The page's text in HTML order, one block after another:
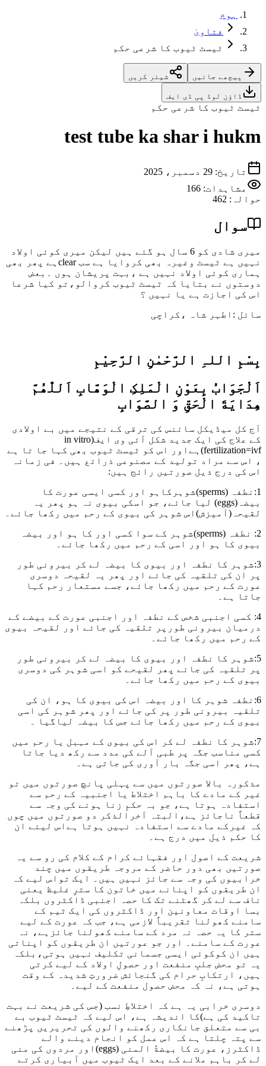
ہوم
فتاویٰ
ٹیسٹ ٹیوب کا شرعی حکم
پیچھے جائیں شیئر کریں
ڈاؤن لوڈ پی ڈی ایف
ٹیسٹ ٹیوب کا شرعی حکم
test tube ka shar i hukm
تاریخ: 29 دسمبر، 2025
مشاہدات: 166
حوالہ :
462
سوال
میری شادی کو 6 سال ہو گئے ہیں لیکن میری کوئی اولاد
نہیں ہے ٹیسٹ وغیرہ بھی کروایا ہے سب clearہے پھر بھی
ہماری کوئی اولاد نہیں ہے ،بہت پریشان ہوں ۔بعض
دوستوں نے بتایا کہ ٹیسٹ ٹیوب کروالو،تو کیا شرعا
اس کی اجازت ہے یا نہیں ؟
سائل :اطہر شاہ ،کراچی
بِسْمِ اللہِ الرَّحْمٰنِ الرَّحِيْمِ
اَلْجَوَابُ بِعَوْنِ الْمَلِکِ الْوَھَّابِ اَللّٰھُمَّ
ھِدَايَةَ الْحَقِّ وَ الصَّوَابِ
آج کل میڈیکل سائنس کی ترقی کے نتیجے میں بے اولادی
کے علاج کی ایک جدید شکل آئی وی ایف(in vitro
fertilization=ivf)ہےاور اس کو ٹیسٹ ٹیوب بھی کہا جا تا ہے
، اس سے مراد تولید کے مصنوعی ذرائع ہیں۔ فی زمانہ
اس کی درج ذیل صورتیں رائج ہیں:
1:نطفہ (sperms)شوہرکاہو اور کسی ایسی عورت کا
بیضہ(eggs) لیا جائے، جو اسکی بیوی نہ ہو پھر یہ
لقیحہ(آمیزش)اس شوہر کی بیوی کے رحم میں رکھا جائے۔
2: نطفہ (sperms)شوہر کے سوا کسی اور کا ہو اور بیضہ
بیوی کا ہو اور اسی کے رحم میں رکھا جائے۔
3:شوہر کا نطفہ اور بیوی کا بیضہ لے کر بیرونی طور
پر ان کی تلقیہ کی جائے اور پھر یہ لقیحہ دوسری
عورت کے رحم میں رکھا جائے، جسے مستعار رحم کہا
جاتا ہے۔
4: کسی اجنبی شخص کے نطفہ اور اجنبی عورت کے بیضے کے
درمیان بیرونی طورپر تلقیہ کی جائے اور لقیحہ بیوی
کے رحم میں رکھا جائے۔
5:شوہر کا نطفہ اور بیوی کا بیضہ لے کر بیرونی طور
پر تلقیہ کی جائے پھر لقیحے کو اسی شوہر کی دوسری
بیوی کے رحم میں رکھا جائے۔
6:نطفہ شوہر کا اور بیضہ اس کی بیوی کا ہو، ان کی
تلقیہ بیرونی طور پر کی جائے اور پھر شوہر کی اسی
بیوی کے رحم میں رکھا جائے جس کا بیضہ لیاگیا ۔
7:شوہر کا نطفہ لے کر اس کی بیوی کے مہبل یا رحم میں
کسی مناسب جگہ پر طبی آلے کی مدد سے رکھ دیا جاتا
ہے، پھر اسی جگہ بار آوری کی جاتی ہے۔
مذکورہ بالا صورتوں میں سے پہلی پانچ صورتوں میں تو
غیر کے مادے کا باہم اختلاط یا اجنبیہ کے رحم سے
استفادہ ہوتا ہے، جو بہ حکمِ زنا ہونے کی وجہ سے
قطعاً ناجائز ہے،البتہ آخرالذکر دو صورتوں میں چوں
کہ غیرکے مادے سے استفادہ نہیں ہوتا ہےاس لیئے ان
کا حکم ذیل میں درج ہے۔
شریعت کے اصول اور فقہائے کرام کے کلام کی رو سے یہ
صورتیں بھی دور حاضر کے مروجہ طریقوں میں چند
خرابیوں کی وجہ سے جائز نہیں ہیں۔ ایک تواس لیے کہ
ان طریقوں کو اپنانے میں خاتون کا سترِ غلیظ یعنی
ناف سے لے کر گھٹنے تک کا حصہ اجنبی ڈاکٹروں بلکہ
بسا اوقات معاونین اور ڈاکٹروں کی ایک ٹیم کے
سامنے کھولنا تقریباً لازمی ہے، جب کہ عورت کے لیے
ستر کا یہ حصہ نہ مرد کے سامنے کھولنا جائزہے، نہ
عورت کے سامنے۔ اور جو عورتیں ان طریقوں کو اپناتی
ہیں ان کوکوئی ایسی جسمانی تکلیف نہیں ہوتی،بلکہ
یہ تو محض جلبِ منفعت اور حصولِ اولاد کے لیے کرتی
ہیں، ارتکابِ حرام کی گنجائش ضرورتِ شدیدہ کے وقت
ہوتی ہے، نہ کہ محض حصول منفعت کے لیے۔
دوسری خرابی یہ ہے کہ اختلاطِ نسب (جس کی شریعت نے بہت
تاکید کی ہے)کا اندیشہ ہے، اس لیے کہ ٹیسٹ ٹیوب بے
بی سے متعلق جانکاری رکھنے والوں کی تحریریں پڑھنے
سے پتہ چلتا ہے کہ اس عمل کو انجام دینے والے
ڈاکٹرز، عورت کا بیضةُ المنی (eggs)اور مردوں کی منی
لے کر باہم ملانے کے بعد ایک ٹیوب میں آبیاری کرتے